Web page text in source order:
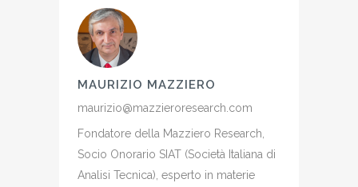
MAURIZIO MAZZIERO
maurizio@mazzieroresearch.com
Fondatore della Mazziero Research,
Socio Onorario SIAT (Società Italiana di
Analisi Tecnica), esperto in materie